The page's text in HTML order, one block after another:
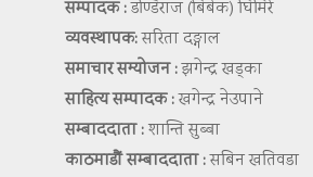
सम्पादक :डण्डिराज (बिबेक) घिमिरे
व्यवस्थापक:सरिता दङ्गाल
समाचार सम्योजन :झगेन्द्र खड्का
साहित्य सम्पादक :खगेन्द्र नेउपाने
सम्बाददाता :शान्ति सुब्बा
काठमाडौं सम्बाददाता :सबिन खतिवडा